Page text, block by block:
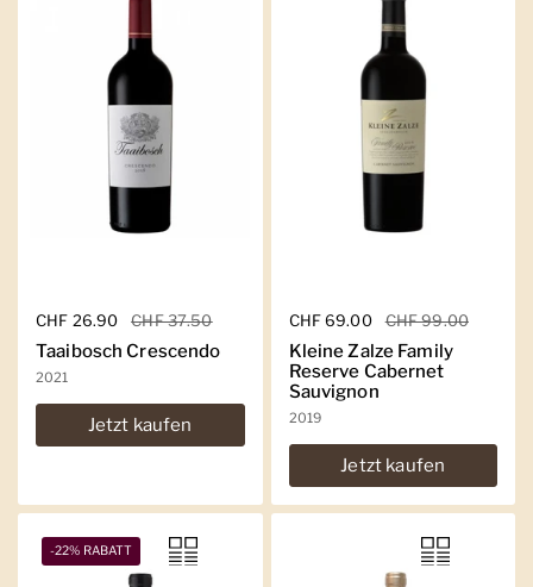
Regulärer Preis
CHF 26.90 Sale-Preis
CHF 37.50
Taaibosch Crescendo
2021
Jetzt kaufen
Regulärer Preis
CHF 69.00 Sale-Preis
CHF 99.00
Kleine Zalze Family
Reserve Cabernet
Sauvignon
2019
Jetzt kaufen
-22% RABATT